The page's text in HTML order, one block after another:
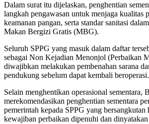
Dalam surat itu dijelaskan, penghentian
langkah pengawasan untuk menjaga kualitas
keamanan pangan, serta standar sanitasi
Makan Bergizi Gratis (MBG).
Seluruh SPPG yang masuk dalam daftar
sebagai Non Kejadian Menonjol (Perbaikan
diwajibkan melakukan pembenahan sarana
pendukung sebelum dapat kembali beroperasi.
Selain menghentikan operasional sementara,
merekomendasikan penghentian sementara
pemerintah kepada SPPG yang bersangkutan
kewajiban perbaikan dipenuhi dan